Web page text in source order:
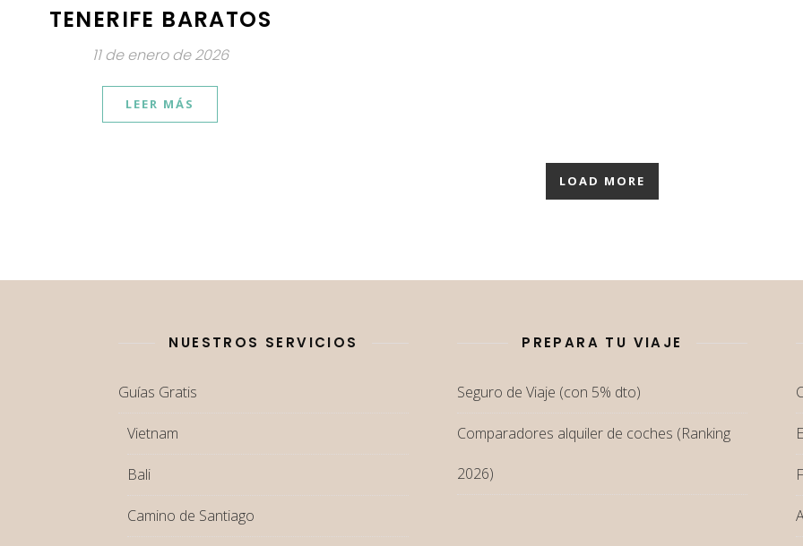
TENERIFE BARATOS
11 de enero de 2026
LEER MÁS
LOAD MORE
NUESTROS SERVICIOS
Guías Gratis
Vietnam
Bali
Camino de Santiago
PREPARA TU VIAJE
Seguro de Viaje (con 5% dto)
Comparadores alquiler de coches (Ranking
2026)